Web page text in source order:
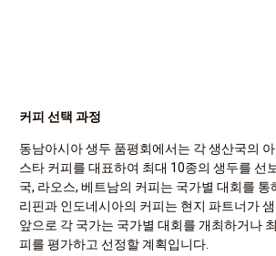
커피 선택 과정
동남아시아 생두 품평회에서는 각 생산국의
스타 커피를 대표하여 최대 10종의 생두를 선
국, 라오스, 베트남의 커피는 국가별 대회를 통
리핀과 인도네시아의 커피는 현지 파트너가
앞으로 각 국가는 국가별 대회를 개최하거나
피를 평가하고 선정할 계획입니다.